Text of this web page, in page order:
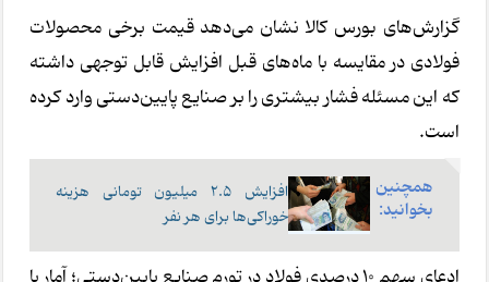
گزارش‌های بورس کالا نشان می‌دهد قیمت برخی محصولات
فولادی در مقایسه با ماه‌های قبل افزایش قابل توجهی داشته
که این مسئله فشار بیشتری را بر صنایع پایین‌دستی وارد کرده
است.
همچنین
بخوانید:
افزایش ۲.۵ میلیون تومانی هزینه
خوراکی‌ها برای هر نفر